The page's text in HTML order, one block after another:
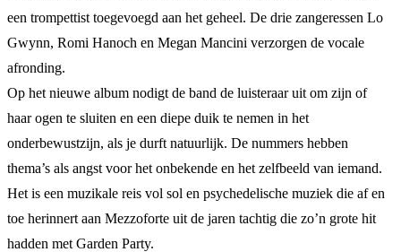
een trompettist toegevoegd aan het geheel. De drie zangeressen Lo
Gwynn, Romi Hanoch en Megan Mancini verzorgen de vocale
afronding.
Op het nieuwe album nodigt de band de luisteraar uit om zijn of
haar ogen te sluiten en een diepe duik te nemen in het
onderbewustzijn, als je durft natuurlijk. De nummers hebben
thema’s als angst voor het onbekende en het zelfbeeld van iemand.
Het is een muzikale reis vol sol en psychedelische muziek die af en
toe herinnert aan Mezzoforte uit de jaren tachtig die zo’n grote hit
hadden met Garden Party.